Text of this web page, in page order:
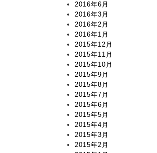
2016年6月
2016年3月
2016年2月
2016年1月
2015年12月
2015年11月
2015年10月
2015年9月
2015年8月
2015年7月
2015年6月
2015年5月
2015年4月
2015年3月
2015年2月